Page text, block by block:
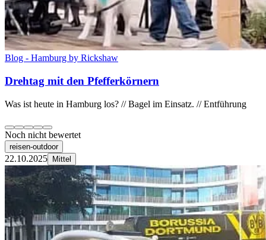
Blog - Hamburg by Rickshaw
Drehtag mit den Pfefferkörnern
Was ist heute in Hamburg los? // Bagel im Einsatz. // Entführung
Noch nicht bewertet
reisen-outdoor
22.10.2025 Mittel